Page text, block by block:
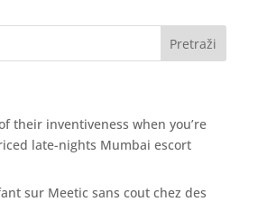
their inventiveness when you’re
late-nights Mumbai escort
sur Meetic sans cout chez des